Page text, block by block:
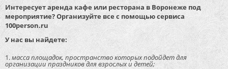
Интересует аренда кафе или ресторана в Воронеже под
мероприятие? Организуйте все с помощью сервиса
100person.ru
У нас вы найдете:
масса площадок, пространство которых подойдет для
организации праздников для взрослых и детей;